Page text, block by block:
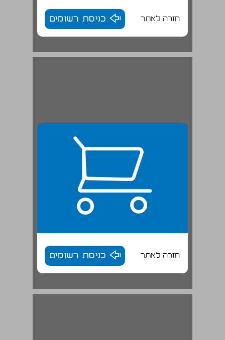
חזרה לאתר כניסת רשומים
חזרה לאתר כניסת רשומים